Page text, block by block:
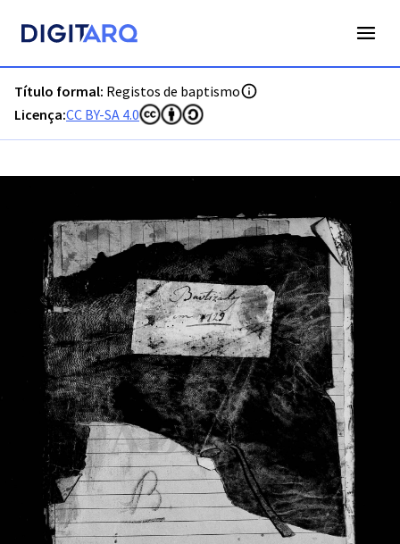
Título formal: Registos de baptismo
Licença:CC BY-SA 4.0